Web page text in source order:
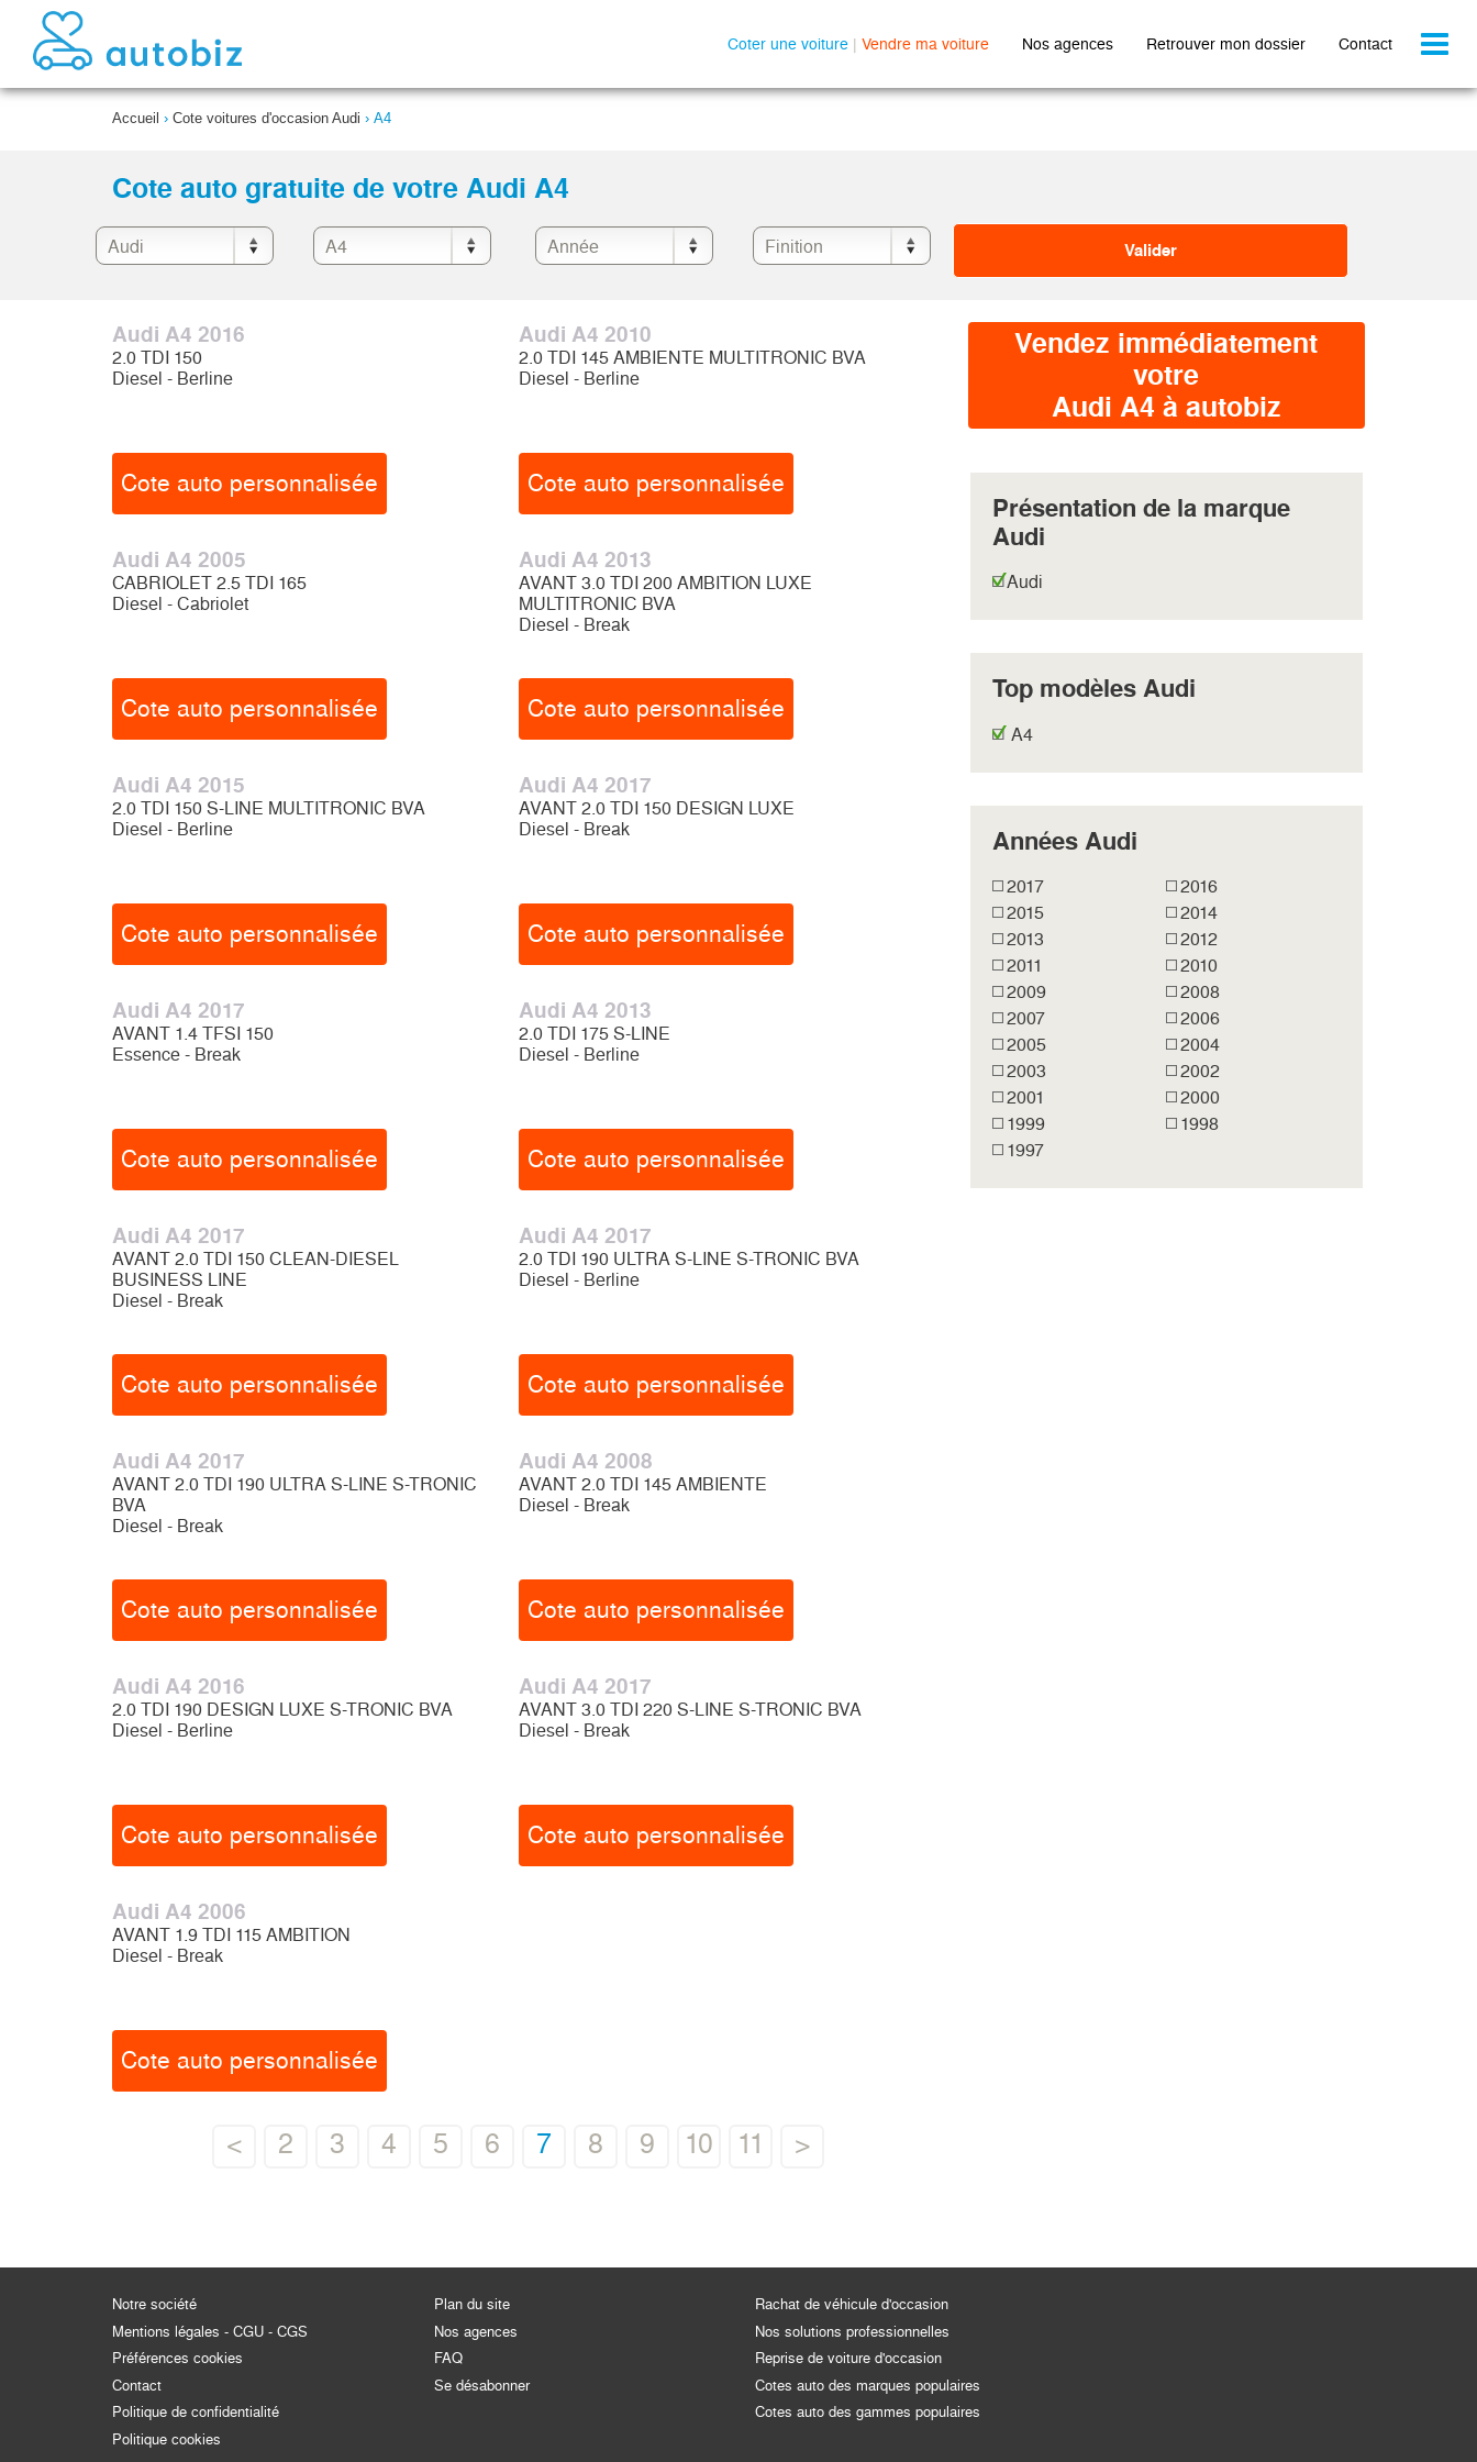
Coter une voiture | Vendre ma voiture Nos agences Retrouver mon dossier Contact
Accueil › Cote voitures d'occasion Audi › A4
Cote auto gratuite de votre Audi A4
Audi A4 2016
2.0 TDI 150
Diesel - Berline
Cote auto personnalisée
Audi A4 2010
2.0 TDI 145 AMBIENTE MULTITRONIC BVA
Diesel - Berline
Cote auto personnalisée
Audi A4 2005
CABRIOLET 2.5 TDI 165
Diesel - Cabriolet
Cote auto personnalisée
Audi A4 2013
AVANT 3.0 TDI 200 AMBITION LUXE
MULTITRONIC BVA
Diesel - Break
Cote auto personnalisée
Audi A4 2015
2.0 TDI 150 S-LINE MULTITRONIC BVA
Diesel - Berline
Cote auto personnalisée
Audi A4 2017
AVANT 2.0 TDI 150 DESIGN LUXE
Diesel - Break
Cote auto personnalisée
Audi A4 2017
AVANT 1.4 TFSI 150
Essence - Break
Cote auto personnalisée
Audi A4 2013
2.0 TDI 175 S-LINE
Diesel - Berline
Cote auto personnalisée
Audi A4 2017
AVANT 2.0 TDI 150 CLEAN-DIESEL
BUSINESS LINE
Diesel - Break
Cote auto personnalisée
Audi A4 2017
2.0 TDI 190 ULTRA S-LINE S-TRONIC BVA
Diesel - Berline
Cote auto personnalisée
Audi A4 2017
AVANT 2.0 TDI 190 ULTRA S-LINE S-TRONIC
BVA
Diesel - Break
Cote auto personnalisée
Audi A4 2008
AVANT 2.0 TDI 145 AMBIENTE
Diesel - Break
Cote auto personnalisée
Audi A4 2016
2.0 TDI 190 DESIGN LUXE S-TRONIC BVA
Diesel - Berline
Cote auto personnalisée
Audi A4 2017
AVANT 3.0 TDI 220 S-LINE S-TRONIC BVA
Diesel - Break
Cote auto personnalisée
Audi A4 2006
AVANT 1.9 TDI 115 AMBITION
Diesel - Break
Cote auto personnalisée
< 2 3 4 5 6 7 8 9 10 11 >
Vendez immédiatement
votre
Audi A4 à autobiz
Présentation de la marque
Audi
Audi
Top modèles Audi
A4
Années Audi
2017
2016
2015
2014
2013
2012
2011
2010
2009
2008
2007
2006
2005
2004
2003
2002
2001
2000
1999
1998
1997
Notre société
Mentions légales - CGU - CGS
Préférences cookies
Contact
Politique de confidentialité
Politique cookies
Plan du site
Nos agences
FAQ
Se désabonner
Rachat de véhicule d'occasion
Nos solutions professionnelles
Reprise de voiture d'occasion
Cotes auto des marques populaires
Cotes auto des gammes populaires